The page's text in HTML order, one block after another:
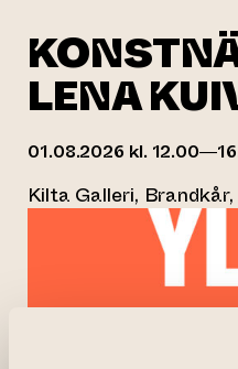
LENA
01.08.2026 kl.
Kilta Galleri,